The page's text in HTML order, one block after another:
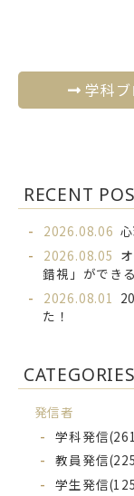
学科
RECENT
2026.08.06
2026.08.05
錯視」ができ
2026.08.01
た！
CATEGORIES
発信者
学科発信
教員発信
学生発信